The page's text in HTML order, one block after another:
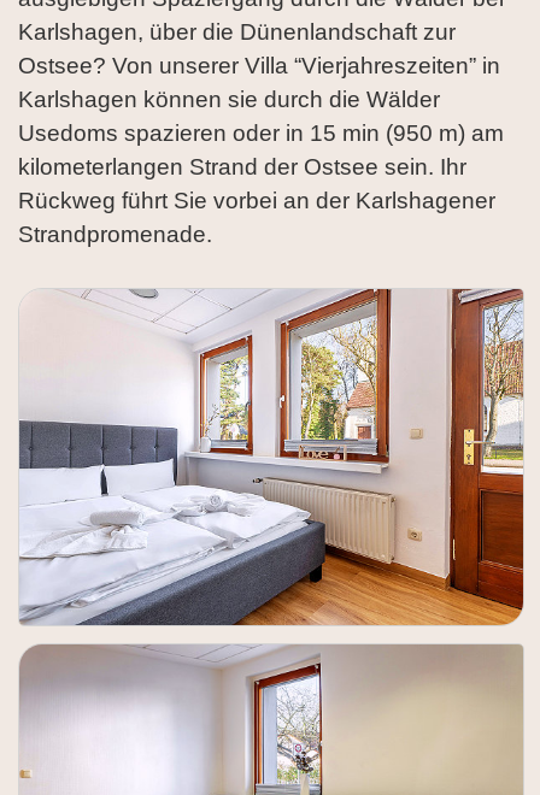
Karlshagen, über die Dünenlandschaft zur
Ostsee? Von unserer Villa “Vierjahreszeiten” in
Karlshagen können sie durch die Wälder
Usedoms spazieren oder in 15 min (950 m) am
kilometerlangen Strand der Ostsee sein. Ihr
Rückweg führt Sie vorbei an der Karlshagener
Strandpromenade.